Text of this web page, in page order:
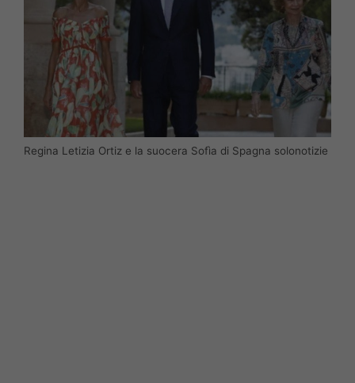
Regina Letizia Ortiz e la suocera Sofìa di Spagna solonotizie